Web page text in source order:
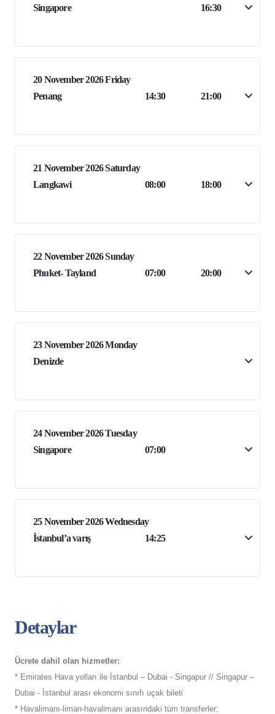
Singapore
16:30
20 November 2026 Friday
Penang
14:30 21:00
21 November 2026 Saturday
Langkawi
08:00 18:00
22 November 2026 Sunday
Phuket- Tayland
07:00 20:00
23 November 2026 Monday
Denizde
24 November 2026 Tuesday
Singapore
07:00
25 November 2026 Wednesday
İstanbul’a varış
14:25
Detaylar
Ücrete dahil olan hizmetler:
* Emirates Hava yolları ile İstanbul – Dubai - Singapur // Singapur –
Dubai - İstanbul arası ekonomi sınıfı uçak bileti
* Havalimanı-liman-havalimanı arasındaki tüm transferler;